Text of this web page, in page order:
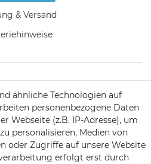
& Versand
09721 / 9453362
ähnliche Technologien auf
personenbezogene Daten
Webseite (z.B. IP-Adresse), um
personalisieren, Medien von
oder Zugriffe auf unsere Website
erfolgt erst durch